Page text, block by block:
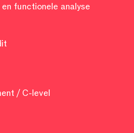
functionele analyse
/ C-level